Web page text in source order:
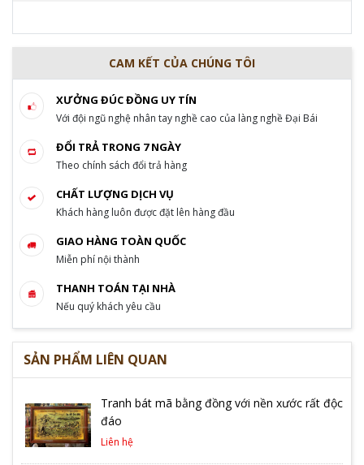
CAM KẾT CỦA CHÚNG TÔI
XƯỞNG ĐÚC ĐỒNG UY TÍN
Với đội ngũ nghệ nhân tay nghề cao của làng nghề Đại Bái
ĐỔI TRẢ TRONG 7 NGÀY
Theo chính sách đổi trả hàng
CHẤT LƯỢNG DỊCH VỤ
Khách hàng luôn được đặt lên hàng đầu
GIAO HÀNG TOÀN QUỐC
Miễn phí nội thành
THANH TOÁN TẠI NHÀ
Nếu quý khách yêu cầu
SẢN PHẨM LIÊN QUAN
Tranh bát mã bằng đồng với nền xước rất độc
đáo
Liên hệ